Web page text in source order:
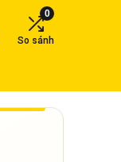
0
So sánh